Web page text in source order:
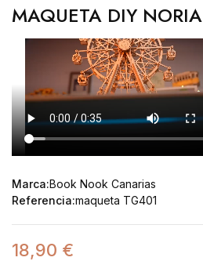
MAQUETA DIY NORIA
Marca:Book Nook Canarias
Referencia:maqueta TG401
18,90 €